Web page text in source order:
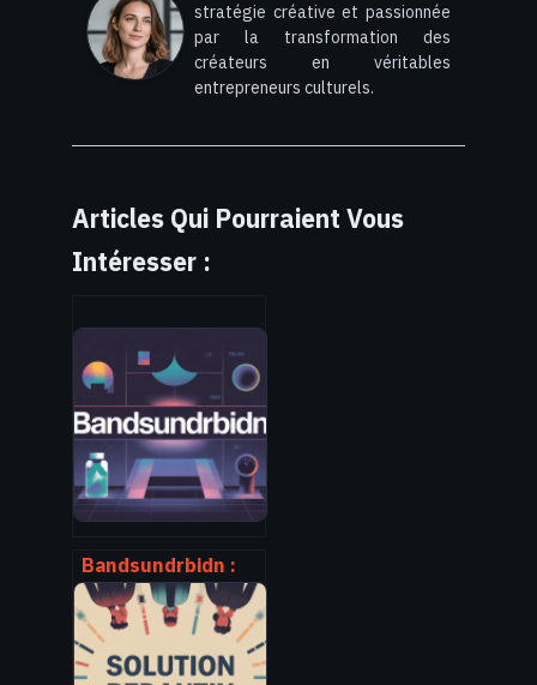
stratégie créative et passionnée
par la transformation des
créateurs en véritables
entrepreneurs culturels.
Articles Qui Pourraient Vous
Intéresser :
Bandsundrbidn :
comment
comprendre et
exploiter ce terme
singulier